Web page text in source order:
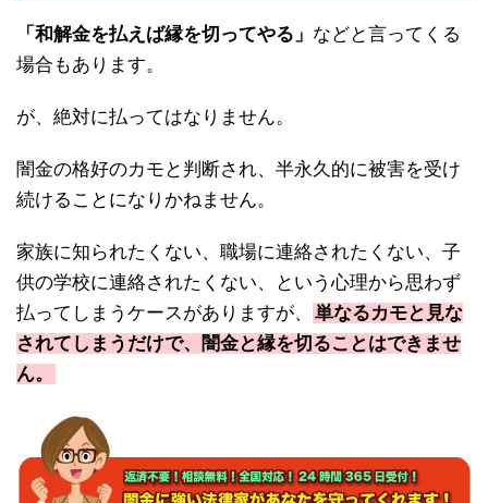
「和解金を払えば縁を切ってやる」 などと言ってくる
場合もあります。
が、絶対に払ってはなりません。
闇金の格好のカモと判断され、半永久的に被害を受け
続けることになりかねません。
家族に知られたくない、職場に連絡されたくない、子
供の学校に連絡されたくない、という心理から思わず
払ってしまうケースがありますが、
単なるカモと見な
されてしまうだけで、闇金と縁を切ることはできませ
ん。